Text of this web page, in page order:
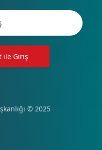
ile Giriş
© 2025